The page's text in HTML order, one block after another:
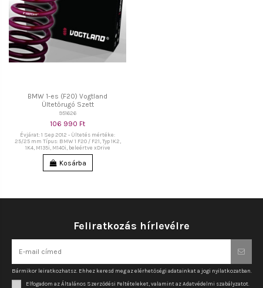
BMW 1-es (F20) Vogtland
Ültetőrugó Szett
951626
106 990 Ft
Évjárat: 1 Sep 2012 - Ültetés mértéke:
25/25 mm Típus: BMW 1 F20 / F21, Typ 1K2,
1K4, M135i, M140i, beleértve xDrive
Kosárba
Feliratkozás hírlevélre
Bármikor leiratkozhatsz. Ehhez keresd meg az elérhetőségi adatainkat a jogi nyilatkozatban.
Elfogadom az Általános Szerződési Feltételeket, valamint az Adatvédelmi szabályzatot.